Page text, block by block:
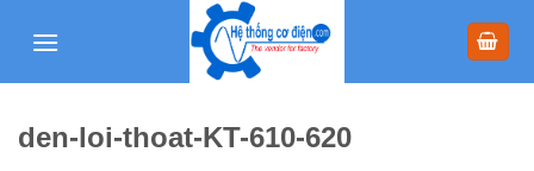
den-loi-thoat-KT-610-620